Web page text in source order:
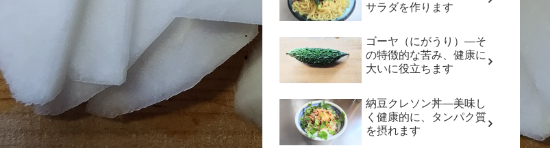
サラダを作ります
ゴーヤ（にがうり）―そ
の特徴的な苦み、健康に
大いに役立ちます
納豆クレソン丼―美味し
く健康的に、タンパク質
を摂れます